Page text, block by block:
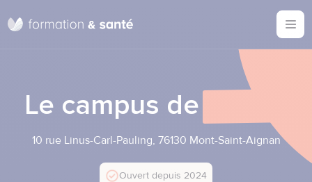
Accèder directement au contenu
Le campus de
10 rue Linus-Carl-Pauling, 76130 Mont-Saint-Aignan
Ouvert depuis 2024